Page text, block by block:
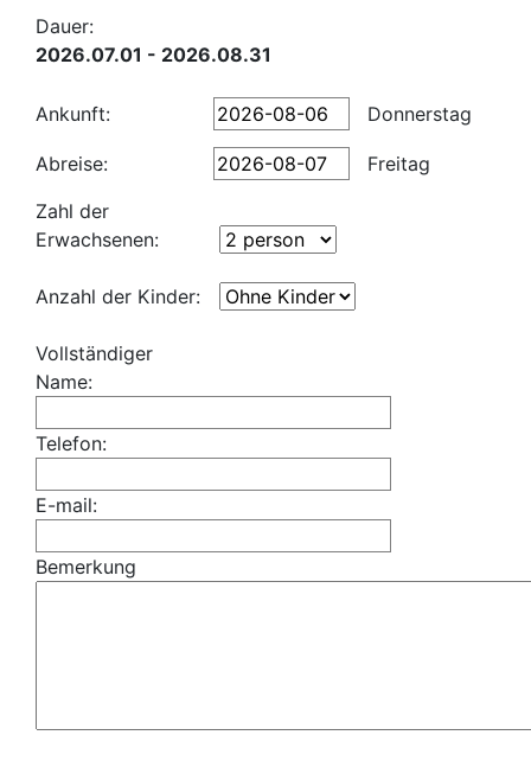
Dauer:
2026.07.01 - 2026.08.31
Ankunft: Donnerstag
Abreise:
Freitag
Zahl der
Erwachsenen:
Anzahl der Kinder:
Vollständiger
Name:
Telefon:
E-mail:
Bemerkung